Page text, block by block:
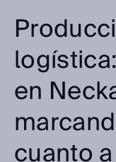
en